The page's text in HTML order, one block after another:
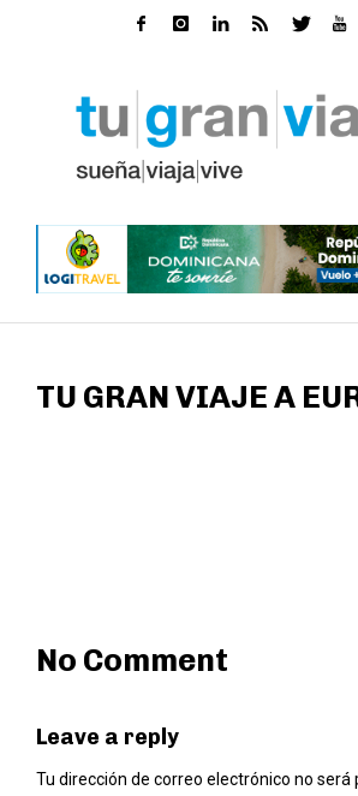
TU GRAN VIAJE A
No Comment
Leave a reply
Tu dirección de correo electrónico no será